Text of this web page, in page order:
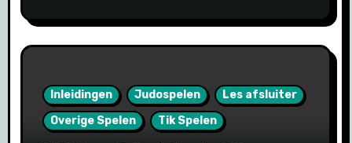
Inleidingen Judospelen
Les afsluiter
Overige Spelen
Tik Spelen